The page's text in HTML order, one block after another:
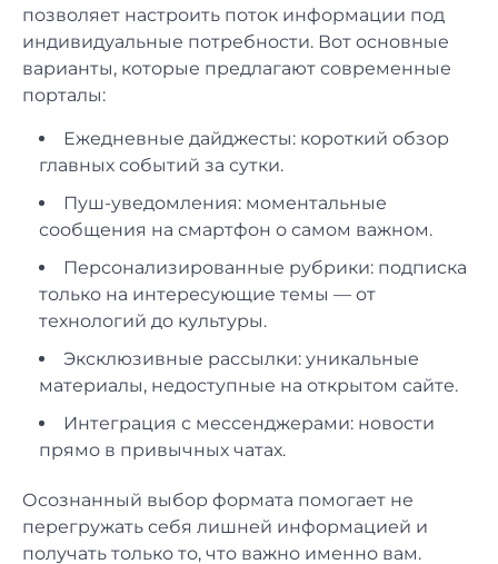
позволяет настроить поток информации под
индивидуальные потребности. Вот основные
варианты, которые предлагают современные
порталы:
Ежедневные дайджесты: короткий обзор
главных событий за сутки.
Пуш-уведомления: моментальные
сообщения на смартфон о самом важном.
Персонализированные рубрики: подписка
только на интересующие темы — от
технологий до культуры.
Эксклюзивные рассылки: уникальные
материалы, недоступные на открытом сайте.
Интеграция с мессенджерами: новости
прямо в привычных чатах.
Осознанный выбор формата помогает не
перегружать себя лишней информацией и
получать только то, что важно именно вам.